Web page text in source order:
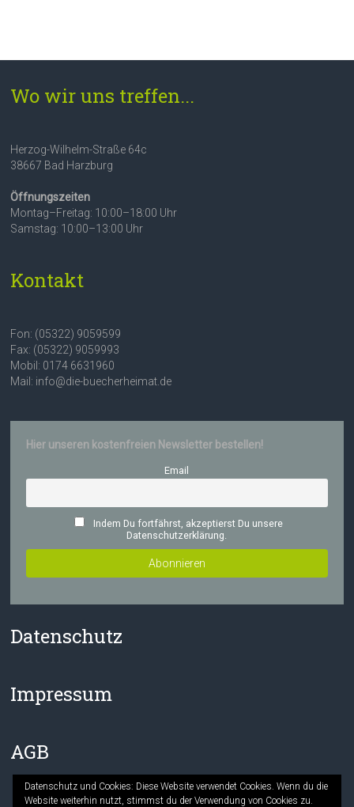
Wo wir uns treffen...
Herzog-Wilhelm-Straße 64c
38667 Bad Harzburg
Öffnungszeiten
Montag–Freitag: 10:00–18:00 Uhr
Samstag: 10:00–13:00 Uhr
Kontakt
Fon: (05322) 9059599
Fax: (05322) 9059993
Mobil: 0174 6631960
Mail: info@die-buecherheimat.de
Hier unseren kostenfreien Newsletter bestellen!
Email
Indem Du fortfährst, akzeptierst Du unsere
Datenschutzerklärung.
Datenschutz
Impressum
AGB
Datenschutz und Cookies: Diese Website verwendet Cookies. Wenn du die
Website weiterhin nutzt, stimmst du der Verwendung von Cookies zu.